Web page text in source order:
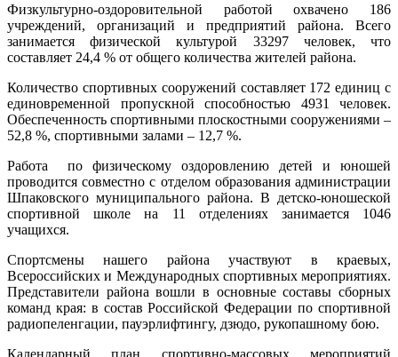
Физкультурно-оздоровительной работой охвачено 186
учреждений, организаций и предприятий района. Всего
занимается физической культурой 33297 человек, что
составляет 24,4 % от общего количества жителей района.
Количество спортивных сооружений составляет 172 единиц с
единовременной пропускной способностью 4931 человек.
Обеспеченность спортивными плоскостными сооружениями –
52,8 %, спортивными залами – 12,7 %.
Работа по физическому оздоровлению детей и юношей
проводится совместно с отделом образования администрации
Шпаковского муниципального района. В детско-юношеской
спортивной школе на 11 отделениях занимается 1046
учащихся.
Спортсмены нашего района участвуют в краевых,
Всероссийских и Международных спортивных мероприятиях.
Представители района вошли в основные составы сборных
команд края: в состав Российской Федерации по спортивной
радиопеленгации, пауэрлифтингу, дзюдо, рукопашному бою.
Календарный план спортивно-массовых мероприятий